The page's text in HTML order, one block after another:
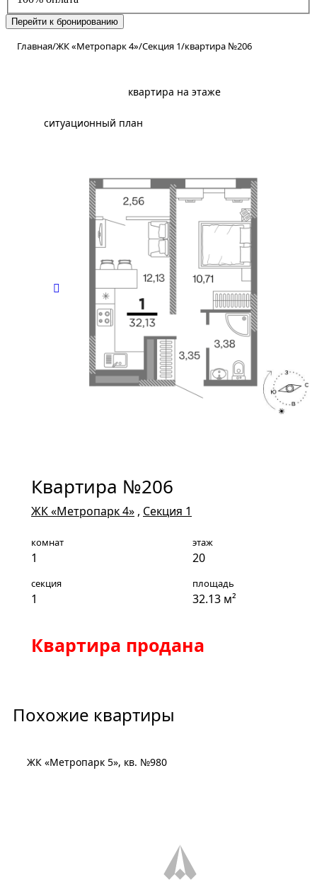
Перейти к бронированию
Главная/ЖК «Метропарк 4»/Секция 1/квартира №206
квартира на этаже
ситуационный план
Квартира №206
ЖК «Метропарк 4» , Секция 1
комнат
1
этаж
20
секция
1
площадь
32.13 м²
Квартира продана
Похожие квартиры
ЖК «Метропарк 5», кв. №980